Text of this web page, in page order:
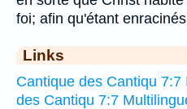
foi; afin qu'étant
Links
Cantique des Cantiqu 7:7
des Cantiqu 7:7